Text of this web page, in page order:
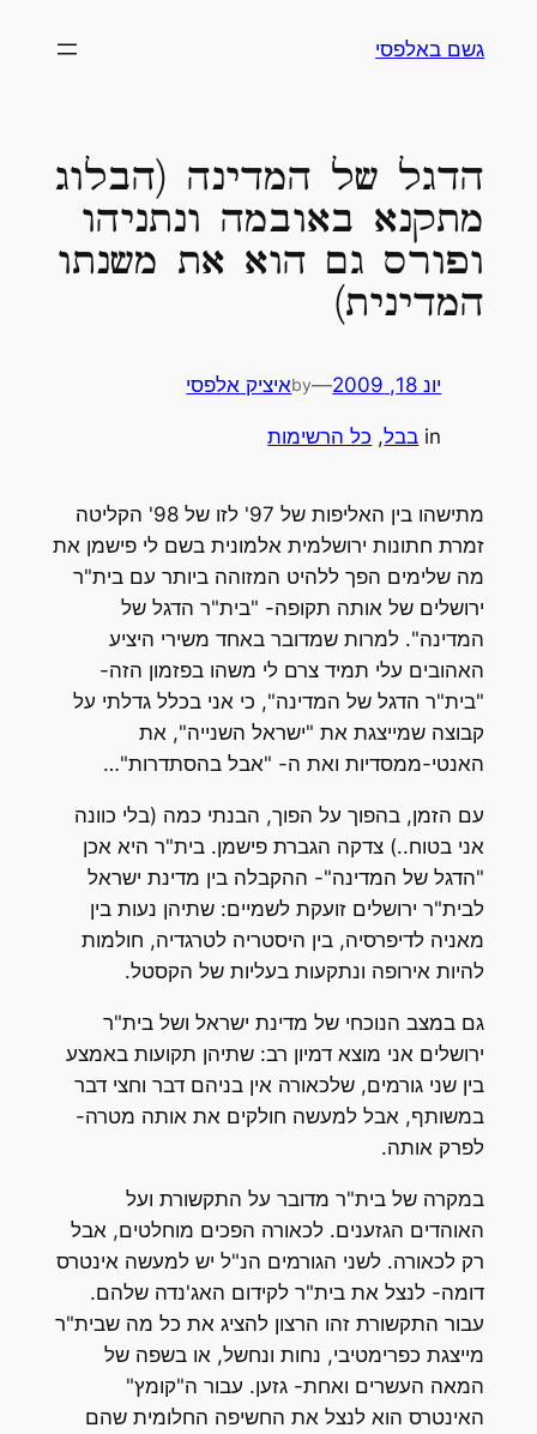
גשם באלפסי
הדגל של המדינה (הבלוג
מתקנא באובמה ונתניהו
ופורס גם הוא את משנתו
המדינית)
—
byאיציק אלפסי
בבל, כל הרשימות
מתישהו בין האליפות של 97' לזו של 98' הקליטה
זמרת חתונות ירושלמית אלמונית בשם לי פישמן את
מה שלימים הפך ללהיט המזוהה ביותר עם בית"ר
ירושלים של אותה תקופה- "בית"ר הדגל של
המדינה". למרות שמדובר באחד משירי היציע
האהובים עלי תמיד צרם לי משהו בפזמון הזה-
"בית"ר הדגל של המדינה", כי אני בכלל גדלתי על
קבוצה שמייצגת את "ישראל השנייה", את
האנטי-ממסדיות ואת ה- "אבל בהסתדרות"…
עם הזמן, בהפוך על הפוך, הבנתי כמה (בלי כוונה
אני בטוח..) צדקה הגברת פישמן. בית"ר היא אכן
"הדגל של המדינה"- ההקבלה בין מדינת ישראל
לבית"ר ירושלים זועקת לשמיים: שתיהן נעות בין
מאניה לדיפרסיה, בין היסטריה לטרגדיה, חולמות
להיות אירופה ונתקעות בעליות של הקסטל.
גם במצב הנוכחי של מדינת ישראל ושל בית"ר
ירושלים אני מוצא דמיון רב: שתיהן תקועות באמצע
בין שני גורמים, שלכאורה אין בניהם דבר וחצי דבר
במשותף, אבל למעשה חולקים את אותה מטרה-
לפרק אותה.
במקרה של בית"ר מדובר על התקשורת ועל
האוהדים הגזענים. לכאורה הפכים מוחלטים, אבל
רק לכאורה. לשני הגורמים הנ"ל יש למעשה אינטרס
דומה- לנצל את בית"ר לקידום האג'נדה שלהם.
עבור התקשורת זהו הרצון להציג את כל מה שבית"ר
מייצגת כפרימטיבי, נחות ונחשל, או בשפה של
המאה העשרים ואחת- גזען. עבור ה"קומץ"
האינטרס הוא לנצל את החשיפה החלומית שהם